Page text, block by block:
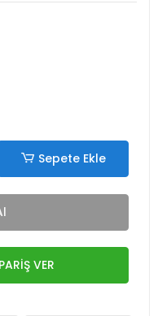
Sepete Ekle
VER